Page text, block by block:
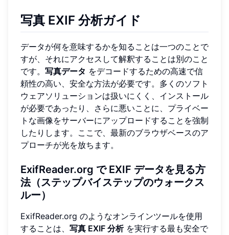
写真 EXIF 分析ガイド
データが何を意味するかを知ることは一つのことで
すが、それにアクセスして解釈することは別のこと
です。 写真データ をデコードするための高速で信
頼性の高い、安全な方法が必要です。多くのソフト
ウェアソリューションは扱いにくく、インストール
が必要であったり、さらに悪いことに、プライベー
トな画像をサーバーにアップロードすることを強制
したりします。ここで、最新のブラウザベースのア
プローチが光を放ちます。
ExifReader.org で EXIF データを見る方
法（ステップバイステップのウォークス
ルー）
ExifReader.org のようなオンラインツールを使用
することは、 写真 EXIF 分析を実行する最も安全で